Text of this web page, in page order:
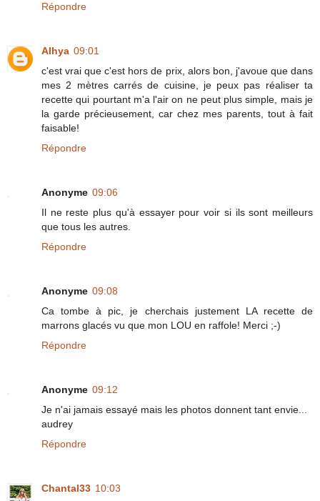
Répondre
Alhya 09:01
c'est vrai que c'est hors de prix, alors bon, j'avoue que dans
mes 2 mètres carrés de cuisine, je peux pas réaliser ta
recette qui pourtant m'a l'air on ne peut plus simple, mais je
la garde précieusement, car chez mes parents, tout à fait
faisable!
Répondre
Anonyme 09:06
Il ne reste plus qu'à essayer pour voir si ils sont meilleurs
que tous les autres.
Répondre
Anonyme 09:08
Ca tombe à pic, je cherchais justement LA recette de
marrons glacés vu que mon LOU en raffole! Merci ;-)
Répondre
Anonyme 09:12
Je n'ai jamais essayé mais les photos donnent tant envie...
audrey
Répondre
Chantal33 10:03